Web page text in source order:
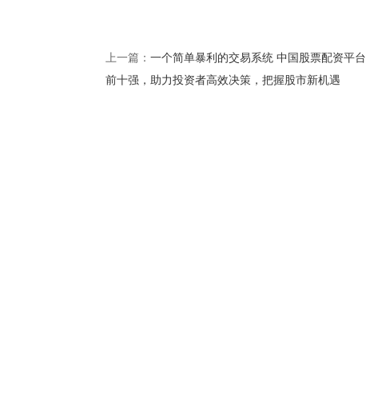
上一篇： 一个简单暴利的交易系统 中国股票配资平台
前十强，助力投资者高效决策，把握股市新机遇